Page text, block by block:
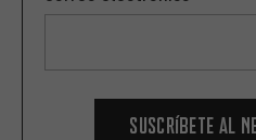
Suscríbete al